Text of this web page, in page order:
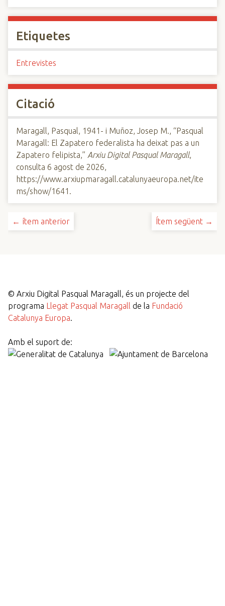
Etiquetes
Entrevistes
Citació
Maragall, Pasqual, 1941- i Muñoz, Josep M., “Pasqual
Maragall: El Zapatero federalista ha deixat pas a un
Zapatero felipista,” Arxiu Digital Pasqual Maragall,
consulta 6 agost de 2026,
https://www.arxiupmaragall.catalunyaeuropa.net/ite
ms/show/1641 .
← ítem anterior Ítem següent →
© Arxiu Digital Pasqual Maragall, és un projecte del
programa Llegat Pasqual Maragall de la Fundació
Catalunya Europa.
Amb el suport de: